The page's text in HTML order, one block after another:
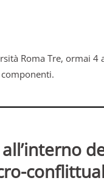
Roma Tre, ormai 4